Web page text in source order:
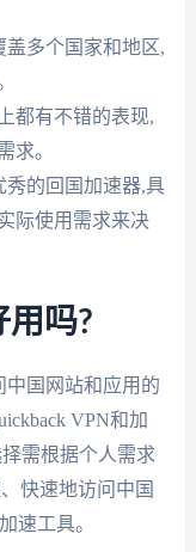
多个国家和地区,
都有不错的表现,
求。
秀的回国加速器,具
际使用需求来决
吗?
国网站和应用的
VPN和加
需根据个人需求
快速地访问中国
速工具。